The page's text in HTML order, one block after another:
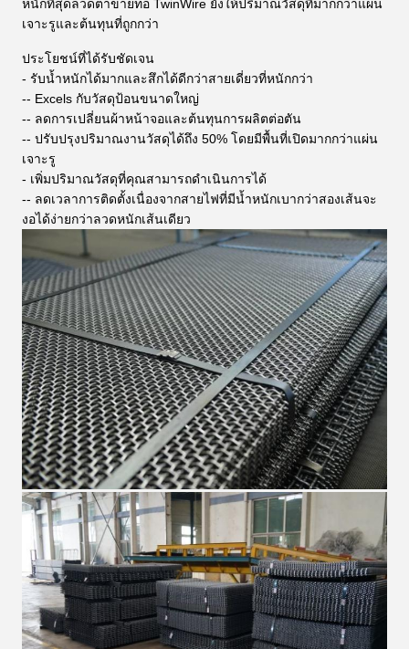
หนักที่สุดลวดตาข่ายทอ TwinWire ยังให้ปริมาณวัสดุที่มากกว่าแผ่น
เจาะรูและต้นทุนที่ถูกกว่า
ประโยชน์ที่ได้รับชัดเจน
- รับน้ำหนักได้มากและสึกได้ดีกว่าสายเดี่ยวที่หนักกว่า
-- Excels กับวัสดุป้อนขนาดใหญ่
-- ลดการเปลี่ยนผ้าหน้าจอและต้นทุนการผลิตต่อตัน
-- ปรับปรุงปริมาณงานวัสดุได้ถึง 50% โดยมีพื้นที่เปิดมากกว่าแผ่น
เจาะรู
- เพิ่มปริมาณวัสดุที่คุณสามารถดำเนินการได้
-- ลดเวลาการติดตั้งเนื่องจากสายไฟที่มีน้ำหนักเบากว่าสองเส้นจะ
งอได้ง่ายกว่าลวดหนักเส้นเดียว